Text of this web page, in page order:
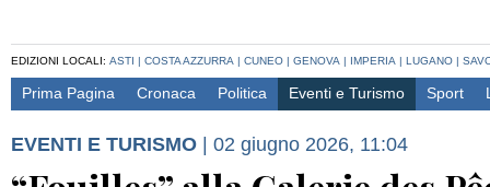
EDIZIONI LOCALI: ASTI | COSTA AZZURRA | CUNEO | GENOVA | IMPERIA | LUGANO |
Prima Pagina Cronaca Politica Eventi e Turismo Sport
EVENTI E TURISMO | 02 giugno 2026, 11:04